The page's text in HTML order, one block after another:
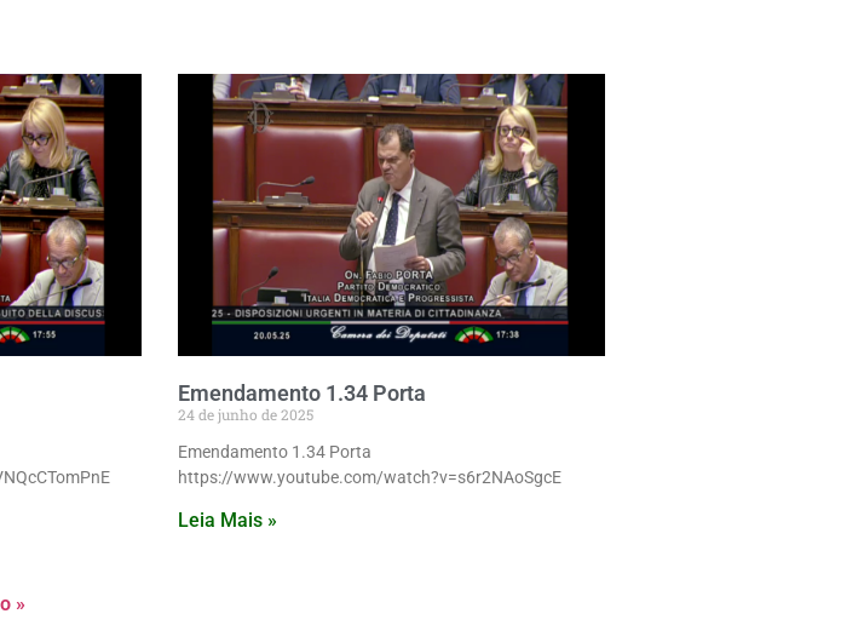
Emendamento 1.34 Porta
24 de junho de 2025
Emendamento 1.34 Porta
https://www.youtube.com/watch?v=s6r2NAoSgcE
Leia Mais »
»